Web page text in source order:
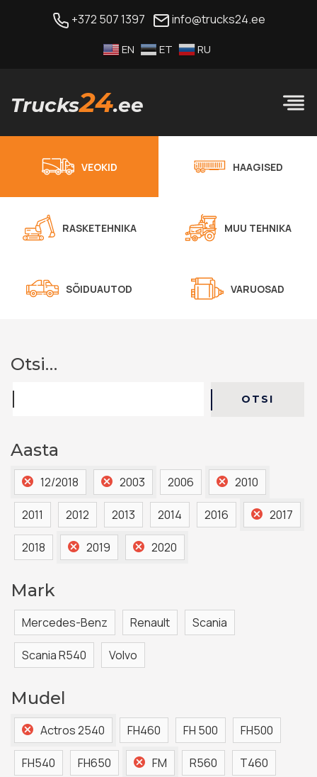
+372 507 1397 info@trucks24.ee
EN ET RU
Trucks24.ee
VEOKID HAAGISED
RASKETEHNIKA MUU TEHNIKA
SÕIDUAUTOD VARUOSAD
Otsi…
OTSI
Aasta
12/2018 2003 2006 2010
2011 2012 2013 2014 2016 2017
2018 2019 2020
Mark
Mercedes-Benz Renault Scania
Scania R540 Volvo
Mudel
Actros 2540 FH460 FH 500 FH500
FH540 FH650 FM R560 T460